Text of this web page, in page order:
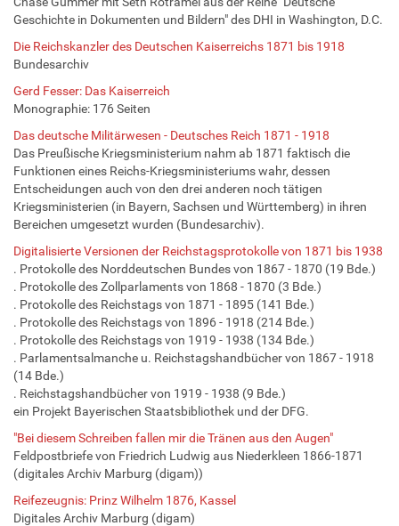
Geschichte in Dokumenten und Bildern" des DHI in Washington, D.C.
Die Reichskanzler des Deutschen Kaiserreichs 1871 bis 1918
Bundesarchiv
Gerd Fesser: Das Kaiserreich
Monographie: 176 Seiten
Das deutsche Militärwesen - Deutsches Reich 1871 - 1918
Das Preußische Kriegsministerium nahm ab 1871 faktisch die
Funktionen eines Reichs-Kriegsministeriums wahr, dessen
Entscheidungen auch von den drei anderen noch tätigen
Kriegsministerien (in Bayern, Sachsen und Württemberg) in ihren
Bereichen umgesetzt wurden (Bundesarchiv).
Digitalisierte Versionen der Reichstagsprotokolle von 1871 bis 1938
. Protokolle des Norddeutschen Bundes von 1867 - 1870 (19 Bde.)
. Protokolle des Zollparlaments von 1868 - 1870 (3 Bde.)
. Protokolle des Reichstags von 1871 - 1895 (141 Bde.)
. Protokolle des Reichstags von 1896 - 1918 (214 Bde.)
. Protokolle des Reichstags von 1919 - 1938 (134 Bde.)
. Parlamentsalmanche u. Reichstagshandbücher von 1867 - 1918
(14 Bde.)
. Reichstagshandbücher von 1919 - 1938 (9 Bde.)
ein Projekt Bayerischen Staatsbibliothek und der DFG.
"Bei diesem Schreiben fallen mir die Tränen aus den Augen"
Feldpostbriefe von Friedrich Ludwig aus Niederkleen 1866-1871
(digitales Archiv Marburg (digam))
Reifezeugnis: Prinz Wilhelm 1876, Kassel
Digitales Archiv Marburg (digam)